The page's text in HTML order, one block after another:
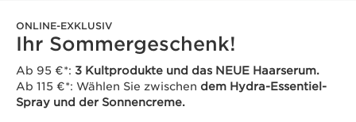
ONLINE-EXKLUSIV
Ihr Sommergeschenk!
Ab 95 €*: 3 Kultprodukte und das NEUE Haarserum.
Ab 115 €*: Wählen Sie zwischen dem Hydra-Essentiel-
Spray und der Sonnencreme.